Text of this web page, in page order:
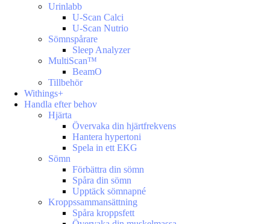
Urinlabb
U-Scan Calci
U-Scan Nutrio
Sömnspårare
Sleep Analyzer
MultiScan™
BeamO
Tillbehör
Withings+
Handla efter behov
Hjärta
Övervaka din hjärtfrekvens
Hantera hypertoni
Spela in ett EKG
Sömn
Förbättra din sömn
Spåra din sömn
Upptäck sömnapné
Kroppssammansättning
Spåra kroppsfett